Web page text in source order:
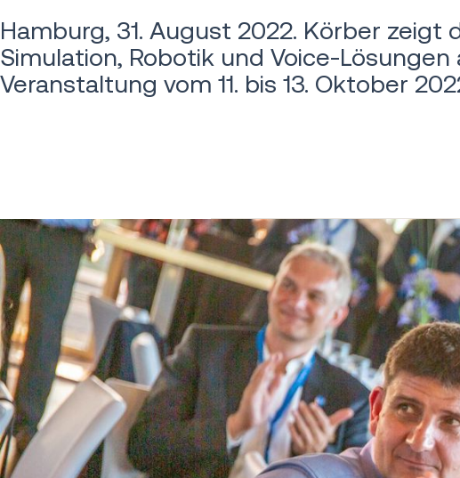
Hamburg, 31. August 2022. Körber
Simulation, Robotik und Voice-
Veranstaltung vom 11. bis 13. Oktober